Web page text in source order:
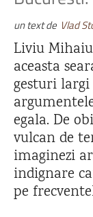
un text de Vlad
Liviu
aceasta
gesturi
egala. De
vulcan de
imaginezi
indignare
pe